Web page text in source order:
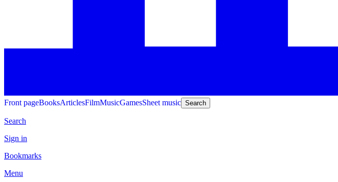
Front pageBooksArticlesFilmMusicGamesSheet music Search
Search
Sign in
Bookmarks
Menu